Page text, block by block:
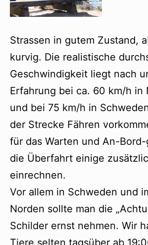
Strassen in gutem Zustand,
kurvig. Die realistische
Geschwindigkeit liegt nach
Erfahrung bei ca. 60 km/h in
und bei 75 km/h in
der Strecke Fähren
für das Warten und An-
die Überfahrt einige
einrechnen.
Vor allem in Schweden und
Norden sollte man die
Schilder ernst nehmen. Wir